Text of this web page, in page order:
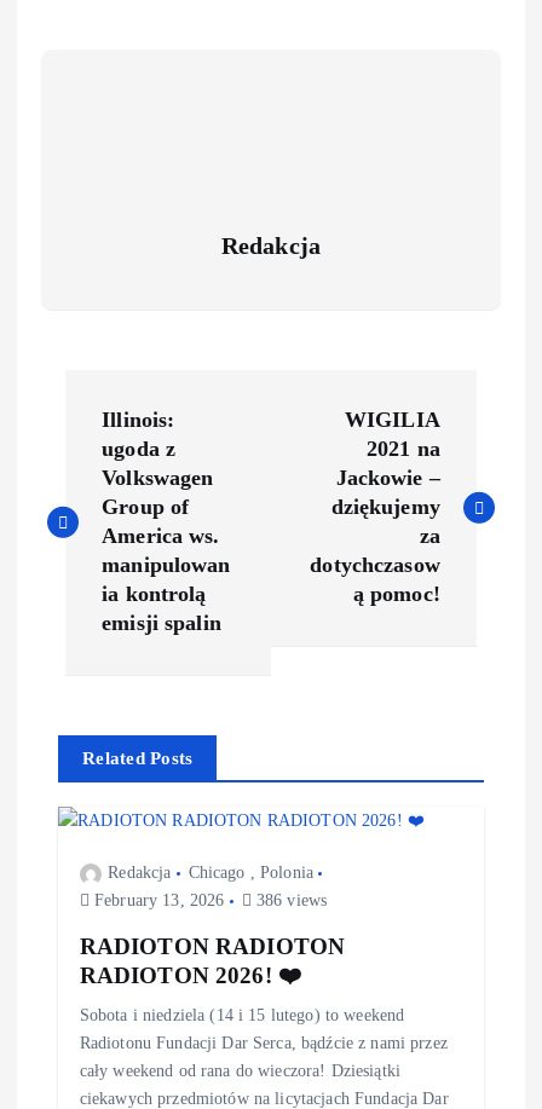
Redakcja
Illinois:
ugoda z
Volkswagen
Group of
America ws.
manipulowan
ia kontrolą
emisji spalin
WIGILIA
2021 na
Jackowie –
dziękujemy
za
dotychczasow
ą pomoc!
Related Posts
Redakcja Chicago , Polonia
February 13, 2026
386 views
RADIOTON RADIOTON
RADIOTON 2026! ❤️
Sobota i niedziela (14 i 15 lutego) to weekend
Radiotonu Fundacji Dar Serca, bądźcie z nami przez
cały weekend od rana do wieczora! Dziesiątki
ciekawych przedmiotów na licytacjach Fundacja Dar